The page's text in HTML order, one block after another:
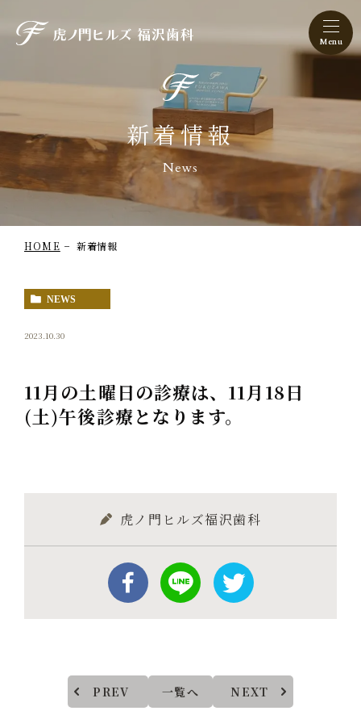
虎ノ門ヒルズ 福沢歯科
新着情報
News
HOME 新着情報
NEWS
2023.10.30
11月の土曜日の診療は、11月18日
(土)午後診療となります。
虎ノ門ヒルズ福沢歯科
PREV 一覧へ NEXT